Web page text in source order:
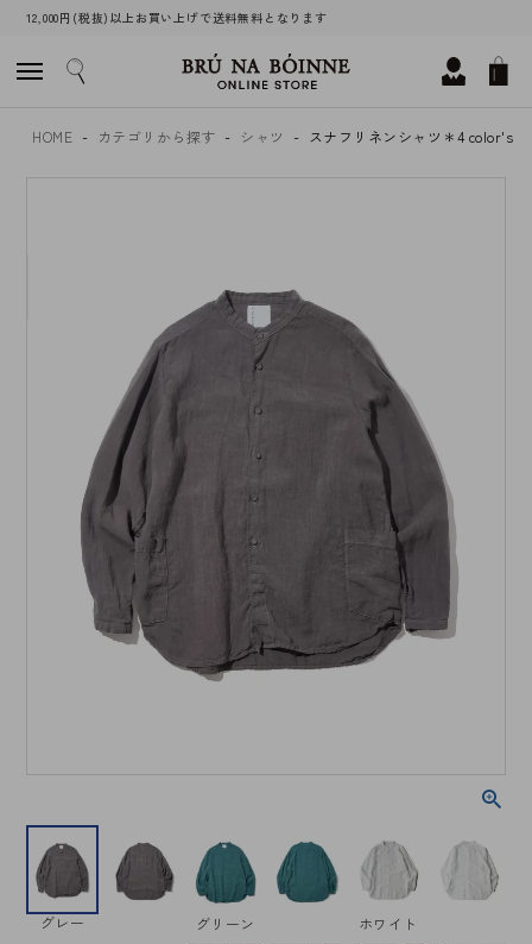
12,000円(税抜)以上お買い上げで送料無料となります
HOME カテゴリから探す シャツ スナフリネンシャツ＊4 color's
グレー グリーン ホワイト